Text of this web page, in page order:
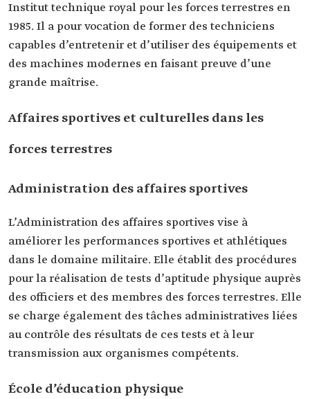
Institut technique royal pour les forces terrestres en
1985. Il a pour vocation de former des techniciens
capables d’entretenir et d’utiliser des équipements et
des machines modernes en faisant preuve d’une
grande maîtrise.
Affaires sportives et culturelles dans les
forces terrestres
Administration des affaires sportives
L’Administration des affaires sportives vise à
améliorer les performances sportives et athlétiques
dans le domaine militaire. Elle établit des procédures
pour la réalisation de tests d’aptitude physique auprès
des officiers et des membres des forces terrestres. Elle
se charge également des tâches administratives liées
au contrôle des résultats de ces tests et à leur
transmission aux organismes compétents.
École d’éducation physique